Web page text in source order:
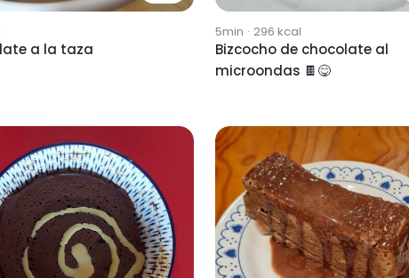
a la taza
5min · 296 kcal
Bizcocho de chocolate al
microondas 🍫😋